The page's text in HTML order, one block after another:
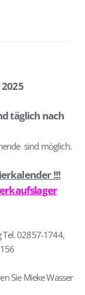
täglich nach
sind möglich.
!!!
Tel. 02857-1744,
Sie Mieke Wasser